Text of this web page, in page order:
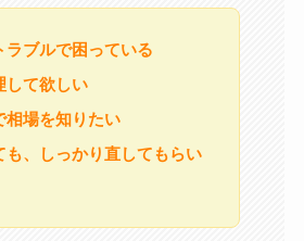
ラブルで困っている
して欲しい
相場を知りたい
も、しっかり直してもらい